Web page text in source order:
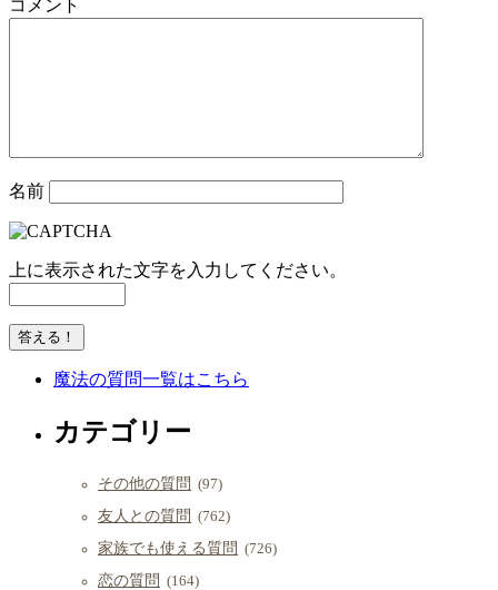
コメント
名前
上に表示された文字を入力してください。
魔法の質問一覧はこちら
カテゴリー
その他の質問 (97)
友人との質問 (762)
家族でも使える質問 (726)
恋の質問 (164)